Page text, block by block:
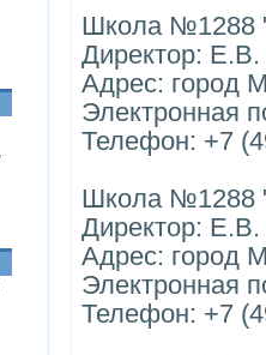
Школа №1288
Директор:
Адрес: город
Электронная
Телефон: +7
Школа №1288
Директор:
Адрес: город
Электронная
Телефон: +7